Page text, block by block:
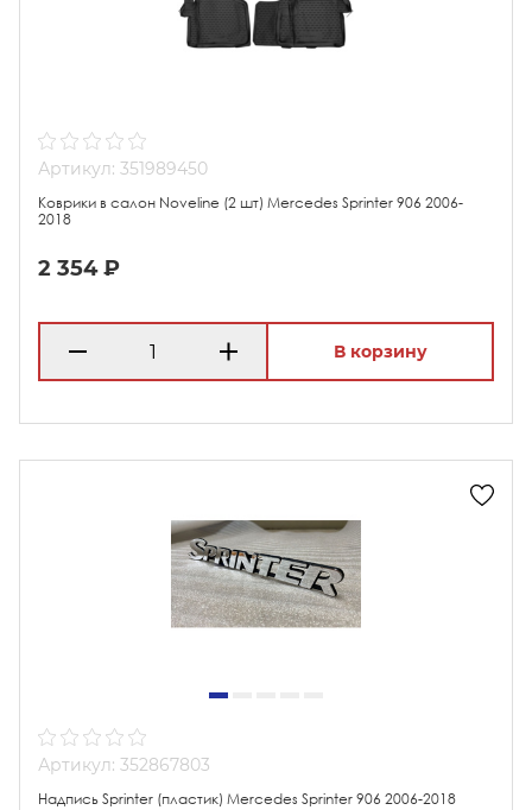
Артикул: 351989450
Коврики в салон Noveline (2 шт) Mercedes Sprinter 906 2006-
2018
2 354 ₽
В корзину
Артикул: 352867803
Надпись Sprinter (пластик) Mercedes Sprinter 906 2006-2018